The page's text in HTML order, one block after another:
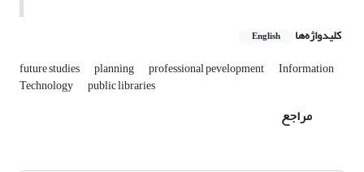
کلیدواژه‌ها English
future studies planning professional pevelopment Information
Technology public libraries
مراجع